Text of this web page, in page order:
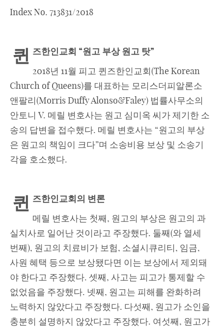
Index No. 713831/2018
퀸 즈한인교회 “원고 부상 원고 탓”
2018년 11월 피고 퀸즈한인교회(The Korean
Church of Queens)를 대표하는 모리스더피알론소
앤팔리(Morris Duffy Alonso&Faley) 법률사무소의
안토니 V. 메릴 변호사는 원고 심미옥 씨가 제기한 소
송의 답변을 접수했다. 메릴 변호사는 “원고의 부상
은 원고의 책임이 크다”며 소송비용 보상 및 소송기
각을 호소했다.
퀸 즈한인교회의 변론
메릴 변호사는 첫째, 원고의 부상은 원고의 과
실치사로 일어난 것이라고 주장했다. 둘째(와 열세
번째), 원고의 치료비가 보험, 소셜시큐리티, 임금,
사원 혜택 등으로 보상됐다면 이는 보상에서 제외돼
야 한다고 주장했다. 셋째, 사고는 피고가 통제할 수
없었음을 주장했다. 넷째, 원고는 피해를 완화하려
노력하지 않았다고 주장했다. 다섯째, 원고가 소인을
충분히 설명하지 않았다고 주장했다. 여섯째, 원고가